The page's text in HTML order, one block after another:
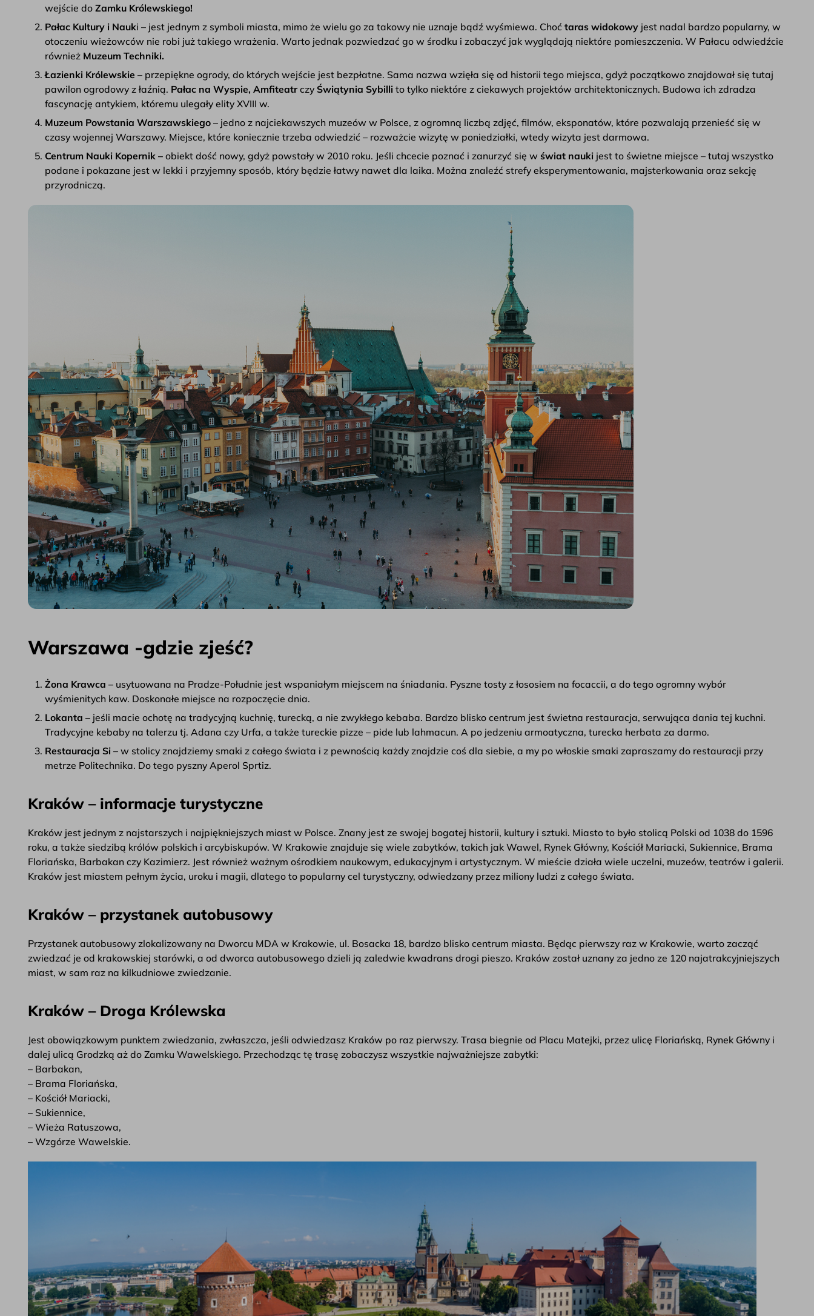
wejście do Zamku Królewskiego!
Pałac Kultury i Nauki – jest jednym z symboli miasta, mimo że wielu go za takowy nie uznaje bądź wyśmiewa. Choć taras widokowy jest nadal bardzo popularny, w
otoczeniu wieżowców nie robi już takiego wrażenia. Warto jednak pozwiedzać go w środku i zobaczyć jak wyglądają niektóre pomieszczenia. W Pałacu odwiedźcie
również Muzeum Techniki.
Łazienki Królewskie – przepiękne ogrody, do których wejście jest bezpłatne. Sama nazwa wzięła się od historii tego miejsca, gdyż początkowo znajdował się tutaj
pawilon ogrodowy z łaźnią. Pałac na Wyspie, Amfiteatrczy Świątynia Sybilli to tylko niektóre z ciekawych projektów architektonicznych. Budowa ich zdradza
fascynację antykiem, któremu ulegały elity XVIII w.
Muzeum Powstania Warszawskiego – jedno z najciekawszych muzeów w Polsce, z ogromną liczbą zdjęć, filmów, eksponatów, które pozwalają przenieść się w
czasy wojennej Warszawy. Miejsce, które koniecznie trzeba odwiedzić – rozważcie wizytę w poniedziałki, wtedy wizyta jest darmowa.
Centrum Nauki Kopernik – obiekt dość nowy, gdyż powstały w 2010 roku. Jeśli chcecie poznać i zanurzyć się w świat nauki jest to świetne miejsce – tutaj wszystko
podane i pokazane jest w lekki i przyjemny sposób, który będzie łatwy nawet dla laika. Można znaleźć strefy eksperymentowania, majsterkowania oraz sekcję
przyrodniczą.
Warszawa -gdzie zjeść?
Żona Krawca – usytuowana na Pradze-Południe jest wspaniałym miejscem na śniadania. Pyszne tosty z łososiem na focaccii, a do tego ogromny wybór
wyśmienitych kaw. Doskonałe miejsce na rozpoczęcie dnia.
Lokanta – jeśli macie ochotę na tradycyjną kuchnię, turecką, a nie zwykłego kebaba. Bardzo blisko centrum jest świetna restauracja, serwująca dania tej kuchni.
Tradycyjne kebaby na talerzu tj. Adana czy Urfa, a także tureckie pizze – pide lub lahmacun. A po jedzeniu armoatyczna, turecka herbata za darmo.
Restauracja Si – w stolicy znajdziemy smaki z całego świata i z pewnością każdy znajdzie coś dla siebie, a my po włoskie smaki zapraszamy do restauracji przy
metrze Politechnika. Do tego pyszny Aperol Sprtiz.
Kraków – informacje turystyczne
Kraków jest jednym z najstarszych i najpiękniejszych miast w Polsce. Znany jest ze swojej bogatej historii, kultury i sztuki. Miasto to było stolicą Polski od 1038 do 1596
roku, a także siedzibą królów polskich i arcybiskupów. W Krakowie znajduje się wiele zabytków, takich jak Wawel, Rynek Główny, Kościół Mariacki, Sukiennice, Brama
Floriańska, Barbakan czy Kazimierz. Jest również ważnym ośrodkiem naukowym, edukacyjnym i artystycznym. W mieście działa wiele uczelni, muzeów, teatrów i galerii.
Kraków jest miastem pełnym życia, uroku i magii, dlatego to popularny cel turystyczny, odwiedzany przez miliony ludzi z całego świata.
Kraków – przystanek autobusowy
Przystanek autobusowy zlokalizowany na Dworcu MDA w Krakowie, ul. Bosacka 18, bardzo blisko centrum miasta. Będąc pierwszy raz w Krakowie, warto zacząć
zwiedzać je od krakowskiej starówki, a od dworca autobusowego dzieli ją zaledwie kwadrans drogi pieszo. Kraków został uznany za jedno ze 120 najatrakcyjniejszych
miast, w sam raz na kilkudniowe zwiedzanie.
Kraków – Droga Królewska
Jest obowiązkowym punktem zwiedzania, zwłaszcza, jeśli odwiedzasz Kraków po raz pierwszy. Trasa biegnie od Placu Matejki, przez ulicę Floriańską, Rynek Główny i
dalej ulicą Grodzką aż do Zamku Wawelskiego. Przechodząc tę trasę zobaczysz wszystkie najważniejsze zabytki:
– Barbakan,
– Brama Floriańska,
– Kościół Mariacki,
– Sukiennice,
– Wieża Ratuszowa,
– Wzgórze Wawelskie.